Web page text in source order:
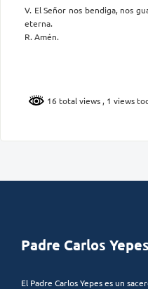
V. El Señor nos bendiga, nos
eterna.
R. Amén.
16 total views , 1 views
Padre Carlos Yepes
El Padre Carlos Yepes es un